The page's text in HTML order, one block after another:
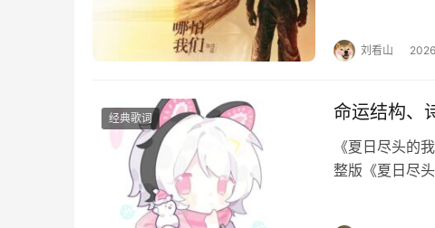
刘看山
经典歌词 命运结构、
《夏日尽头的
整版《夏日尽